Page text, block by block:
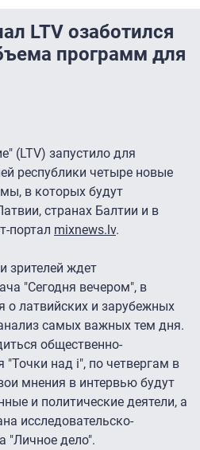
LTV озаботился
программ для
(LTV) запустило для
республики четыре новые
в которых будут
странах Балтии и в
портал mixnews.lv.
зрителей ждет
"Сегодня вечером", в
о латвийских и зарубежных
самых важных тем дня.
общественно-
"Точки над i", по четвергам в
мнения в интервью будут
и политические деятели, а
исследовательско-
"Личное дело".